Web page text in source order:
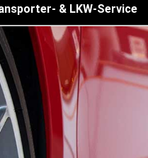
& LKW-Service